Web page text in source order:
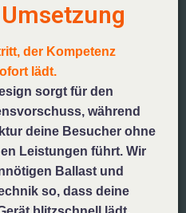
der Kompetenz
lädt.
sorgt für den
während
deine Besucher ohne
Leistungen führt. Wir
Ballast und
so, dass deine